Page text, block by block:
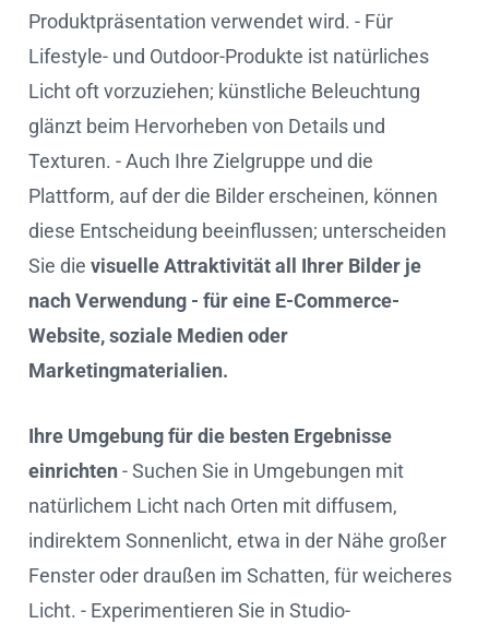
Produktpräsentation verwendet wird. - Für
Lifestyle- und Outdoor-Produkte ist natürliches
Licht oft vorzuziehen; künstliche Beleuchtung
glänzt beim Hervorheben von Details und
Texturen. - Auch Ihre Zielgruppe und die
Plattform, auf der die Bilder erscheinen, können
diese Entscheidung beeinflussen; unterscheiden
Sie die visuelle Attraktivität all Ihrer Bilder je
nach Verwendung - für eine E-Commerce-
Website, soziale Medien oder
Marketingmaterialien.
Ihre Umgebung für die besten Ergebnisse
einrichten- Suchen Sie in Umgebungen mit
natürlichem Licht nach Orten mit diffusem,
indirektem Sonnenlicht, etwa in der Nähe großer
Fenster oder draußen im Schatten, für weicheres
Licht. - Experimentieren Sie in Studio-